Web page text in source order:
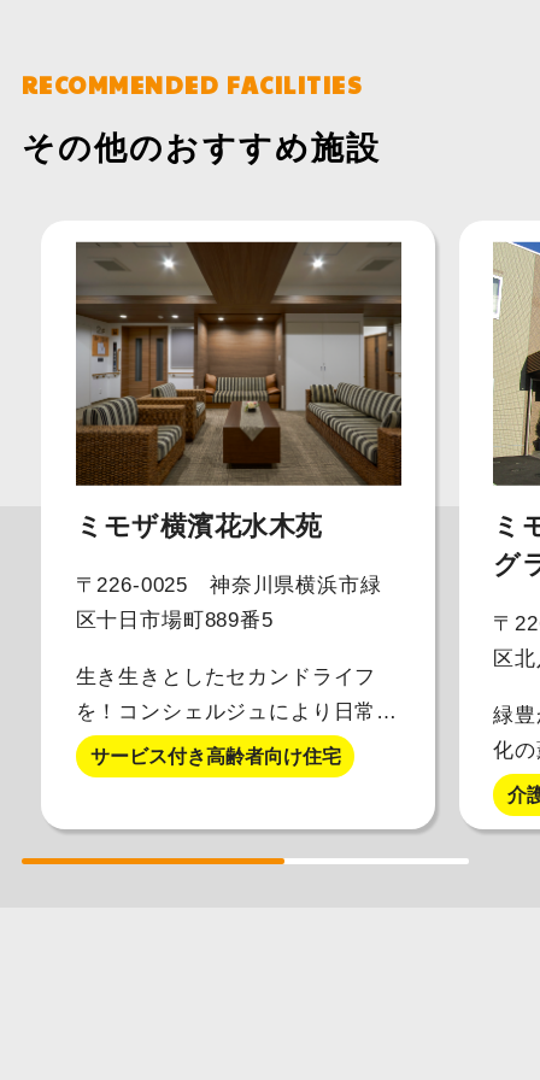
RECOMMENDED FACILITIES
その他のおすすめ施設
ミモザ横濱花水木苑
〒226-0025 神奈川県横浜市緑
区十日市場町889番5
生き生きとしたセカンドライフ
を！コンシェルジュにより日常生
活のサポートを致します。
サービス付き高齢者向け住宅
ミ
グ
〒
区
緑
化
緑介